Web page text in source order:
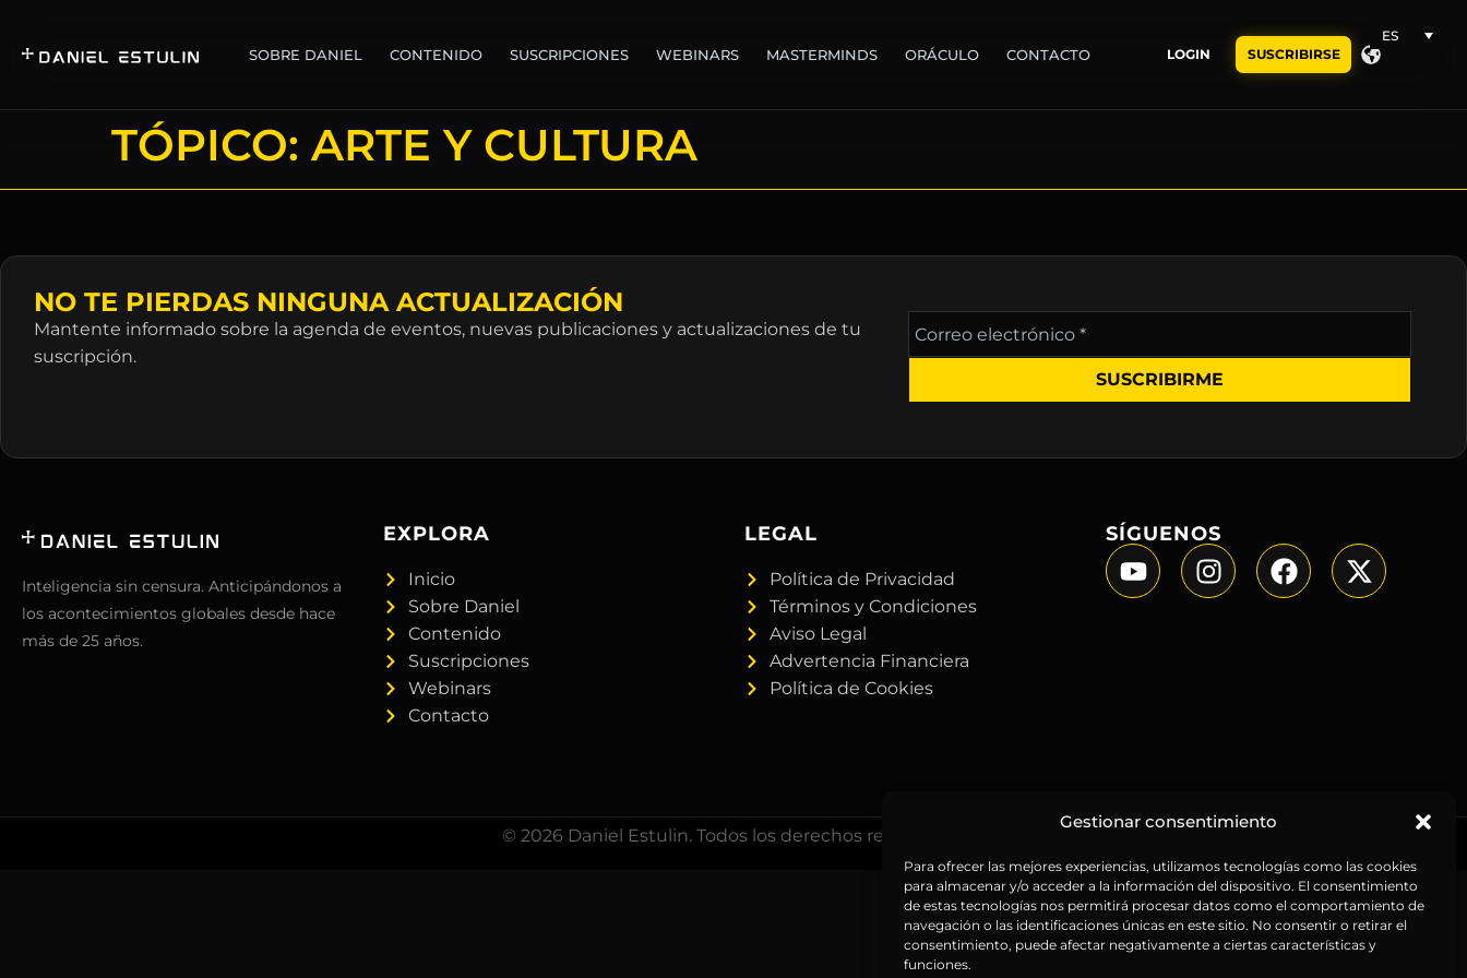
Gestionar consentimiento
Para ofrecer las mejores experiencias, utilizamos tecnologías como las cookies
para almacenar y/o acceder a la información del dispositivo. El consentimiento
de estas tecnologías nos permitirá procesar datos como el comportamiento de
navegación o las identificaciones únicas en este sitio. No consentir o retirar el
consentimiento, puede afectar negativamente a ciertas características y
funciones.
SOBRE DANIEL CONTENIDO SUSCRIPCIONES WEBINARS MASTERMINDS ORÁCULO CONTACTO LOGIN SUSCRIBIRSE
ES
TÓPICO: ARTE Y CULTURA
NO TE PIERDAS NINGUNA ACTUALIZACIÓN
Mantente informado sobre la agenda de eventos, nuevas publicaciones y actualizaciones de tu
suscripción.
Correo
electrónico
*
Inteligencia sin censura. Anticipándonos a
los acontecimientos globales desde hace
más de 25 años.
EXPLORA
Inicio
Sobre Daniel
Contenido
Suscripciones
Webinars
Contacto
LEGAL
Política de Privacidad
Términos y Condiciones
Aviso Legal
Advertencia Financiera
Política de Cookies
SÍGUENOS
© 2026 Daniel Estulin. Todos los derechos reservados.